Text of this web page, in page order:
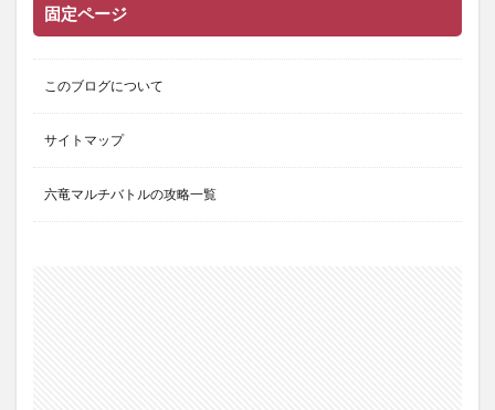
固定ページ
このブログについて
サイトマップ
六竜マルチバトルの攻略一覧